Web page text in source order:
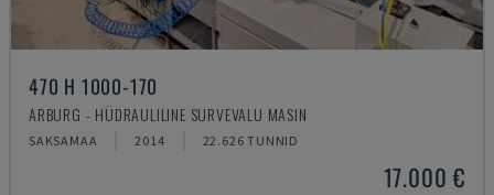
470 H 1000-170
ARBURG - HÜDRAULILINE SURVEVALU MASIN
SAKSAMAA 2014 22.626 TUNNID
17.000 €